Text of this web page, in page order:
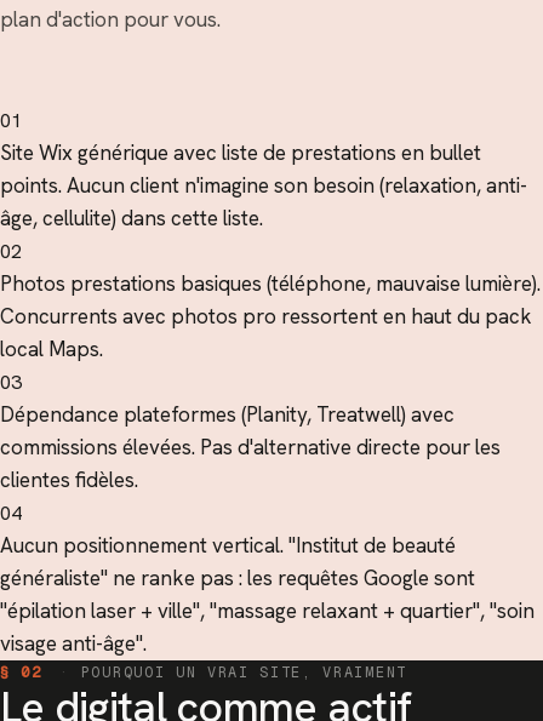
plan d'action pour vous.
01
Site Wix générique avec liste de prestations en bullet
points. Aucun client n'imagine son besoin (relaxation, anti-
âge, cellulite) dans cette liste.
02
Photos prestations basiques (téléphone, mauvaise lumière).
Concurrents avec photos pro ressortent en haut du pack
local Maps.
03
Dépendance plateformes (Planity, Treatwell) avec
commissions élevées. Pas d'alternative directe pour les
clientes fidèles.
04
Aucun positionnement vertical. "Institut de beauté
généraliste" ne ranke pas : les requêtes Google sont
"épilation laser + ville", "massage relaxant + quartier", "soin
visage anti-âge".
§ 02 · POURQUOI UN VRAI SITE, VRAIMENT
Le digital comme actif